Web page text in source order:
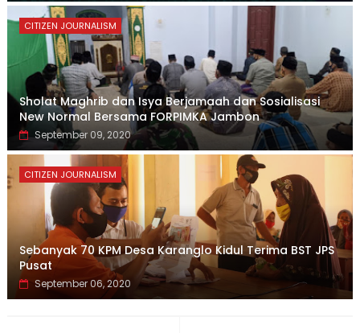
CITIZEN JOURNALISM
Sholat Maghrib dan Isya Berjamaah dan Sosialisasi
New Normal Bersama FORPIMKA Jambon
September 09, 2020
CITIZEN JOURNALISM
Sebanyak 70 KPM Desa Karanglo Kidul Terima BST JPS
Pusat
September 06, 2020